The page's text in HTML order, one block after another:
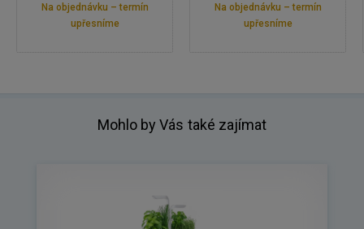
Na objednávku – termín
upřesníme
Na objednávku – termín
upřesníme
Mohlo by Vás také zajímat